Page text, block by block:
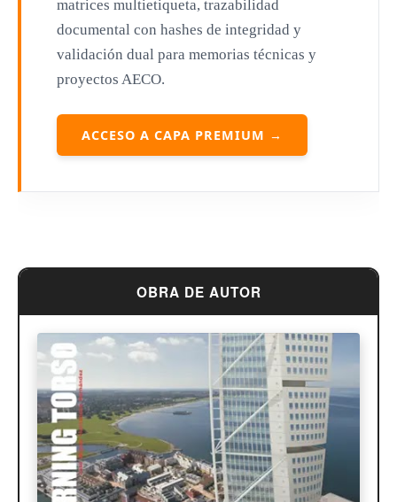
Mies van der Rohe
Philip Johnson
Le Corbusier
William Pereira
Antoni Gaudí
matrices multietiqueta, trazabilidad
documental con hashes de integridad y
validación dual para memorias técnicas y
proyectos AECO.
ACCESO A CAPA PREMIUM →
OBRA DE AUTOR